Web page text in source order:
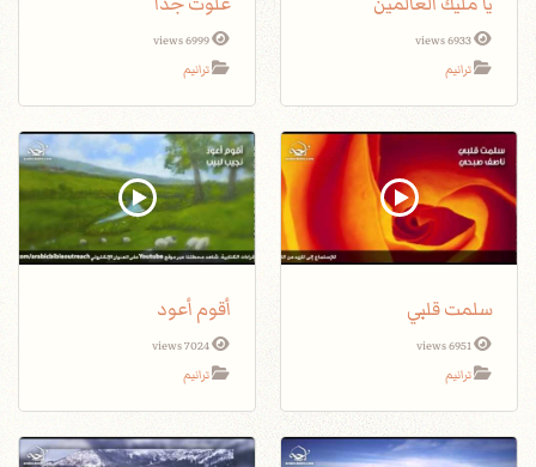
6933 views
ترانيم
6999 views
ترانيم
سلمت قلبي
6951 views
ترانيم
أقوم أعود
7024 views
ترانيم